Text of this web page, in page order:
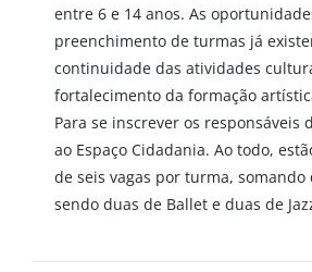
entre 6 e 14 anos. As
preenchimento de turmas já
continuidade das atividades
fortalecimento da formação
Para se inscrever os responsáveis
ao Espaço Cidadania. Ao todo,
de seis vagas por turma,
sendo duas de Ballet e duas de